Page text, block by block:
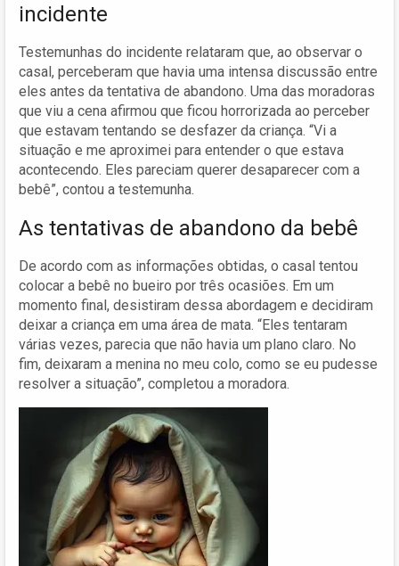
incidente
Testemunhas do incidente relataram que, ao observar o
casal, perceberam que havia uma intensa discussão entre
eles antes da tentativa de abandono. Uma das moradoras
que viu a cena afirmou que ficou horrorizada ao perceber
que estavam tentando se desfazer da criança. “Vi a
situação e me aproximei para entender o que estava
acontecendo. Eles pareciam querer desaparecer com a
bebê”, contou a testemunha.
As tentativas de abandono da bebê
De acordo com as informações obtidas, o casal tentou
colocar a bebê no bueiro por três ocasiões. Em um
momento final, desistiram dessa abordagem e decidiram
deixar a criança em uma área de mata. “Eles tentaram
várias vezes, parecia que não havia um plano claro. No
fim, deixaram a menina no meu colo, como se eu pudesse
resolver a situação”, completou a moradora.